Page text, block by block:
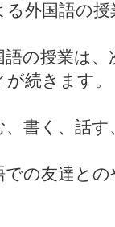
る外国語の
語の授業は
が続きます。
、書く、話す
での友達と